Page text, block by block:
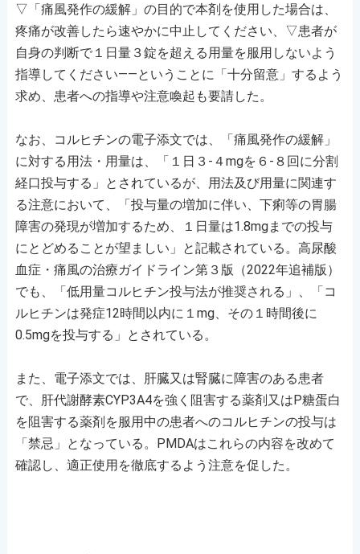
▽「痛風発作の緩解」の目的で本剤を使用した場合は、
疼痛が改善したら速やかに中止してください、▽患者が
自身の判断で１日量３錠を超える用量を服用しないよう
指導してください――ということに「十分留意」するよう
求め、患者への指導や注意喚起も要請した。
なお、コルヒチンの電子添文では、「痛風発作の緩解」
に対する用法・用量は、「１日３-４mgを６-８回に分割
経口投与する」とされているが、用法及び用量に関連す
る注意において、「投与量の増加に伴い、下痢等の胃腸
障害の発現が増加するため、１日量は1.8mgまでの投与
にとどめることが望ましい」と記載されている。高尿酸
血症・痛風の治療ガイドライン第３版（2022年追補版）
でも、「低用量コルヒチン投与法が推奨される」、「コ
ルヒチンは発症12時間以内に１mg、その１時間後に
0.5mgを投与する」とされている。
また、電子添文では、肝臓又は腎臓に障害のある患者
で、肝代謝酵素CYP3A4を強く阻害する薬剤又はP糖蛋白
を阻害する薬剤を服用中の患者へのコルヒチンの投与は
「禁忌」となっている。PMDAはこれらの内容を改めて
確認し、適正使用を徹底するよう注意を促した。